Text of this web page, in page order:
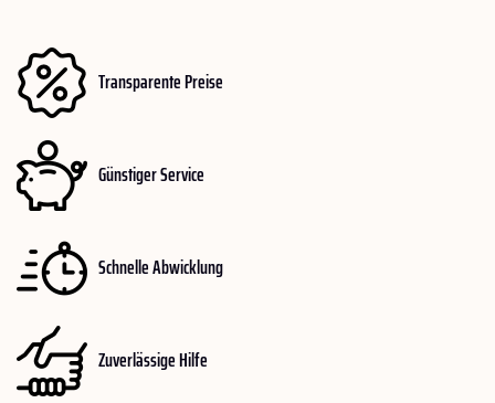
Transparente Preise
Günstiger Service
Schnelle Abwicklung
Zuverlässige Hilfe